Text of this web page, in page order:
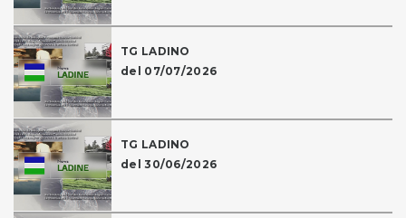
TG LADINO
del 07/07/2026
TG LADINO
del 30/06/2026